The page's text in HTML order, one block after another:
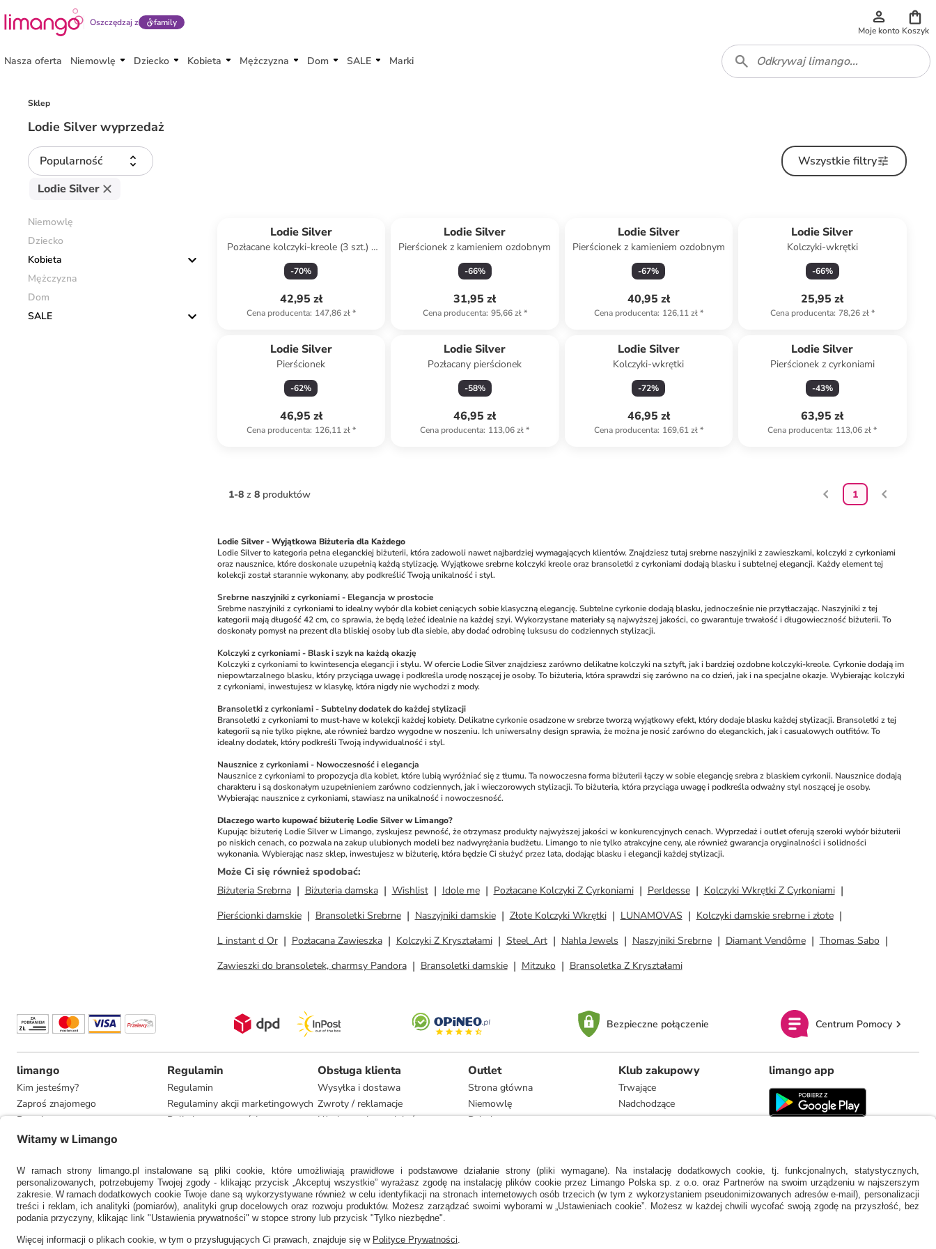
Oszczędzaj z family
Moje konto Koszyk
Nasza oferta Niemowlę Dziecko Kobieta Mężczyzna Dom SALE Marki
Sklep
Lodie Silver wyprzedaż
Popularność
Wszystkie filtry
Lodie Silver
Niemowlę
Dziecko
Kobieta
Mężczyzna
Dom
SALE
Lodie Silver
Pozłacane kolczyki-kreole (3 szt.) z
cyrkoniami
-70%
42,95 zł
Cena producenta: 147,86 zł*
Lodie Silver
Pierścionek z kamieniem ozdobnym
-66%
31,95 zł
Cena producenta: 95,66 zł*
Lodie Silver
Pierścionek z kamieniem ozdobnym
-67%
40,95 zł
Cena producenta: 126,11 zł*
Lodie Silver
Kolczyki-wkrętki
-66%
25,95 zł
Cena producenta: 78,26 zł*
Lodie Silver
Pierścionek
-62%
46,95 zł
Cena producenta: 126,11 zł*
Lodie Silver
Pozłacany pierścionek
-58%
46,95 zł
Cena producenta: 113,06 zł*
Lodie Silver
Kolczyki-wkrętki
-72%
46,95 zł
Cena producenta: 169,61 zł*
Lodie Silver
Pierścionek z cyrkoniami
-43%
63,95 zł
Cena producenta: 113,06 zł*
1-8 z 8 produktów 1
Lodie Silver - Wyjątkowa Biżuteria dla Każdego
Lodie Silver to kategoria pełna eleganckiej biżuterii, która zadowoli nawet najbardziej wymagających klientów. Znajdziesz tutaj srebrne naszyjniki z zawieszkami, kolczyki z cyrkoniami
oraz nausznice, które doskonale uzupełnią każdą stylizację. Wyjątkowe srebrne kolczyki kreole oraz bransoletki z cyrkoniami dodają blasku i subtelnej elegancji. Każdy element tej
kolekcji został starannie wykonany, aby podkreślić Twoją unikalność i styl.
Srebrne naszyjniki z cyrkoniami - Elegancja w prostocie
Srebrne naszyjniki z cyrkoniami to idealny wybór dla kobiet ceniących sobie klasyczną elegancję. Subtelne cyrkonie dodają blasku, jednocześnie nie przytłaczając. Naszyjniki z tej
kategorii mają długość 42 cm, co sprawia, że będą leżeć idealnie na każdej szyi. Wykorzystane materiały są najwyższej jakości, co gwarantuje trwałość i długowieczność biżuterii. To
doskonały pomysł na prezent dla bliskiej osoby lub dla siebie, aby dodać odrobinę luksusu do codziennych stylizacji.
Kolczyki z cyrkoniami - Blask i szyk na każdą okazję
Kolczyki z cyrkoniami to kwintesencja elegancji i stylu. W ofercie Lodie Silver znajdziesz zarówno delikatne kolczyki na sztyft, jak i bardziej ozdobne kolczyki-kreole. Cyrkonie dodają im
niepowtarzalnego blasku, który przyciąga uwagę i podkreśla urodę noszącej je osoby. To biżuteria, która sprawdzi się zarówno na co dzień, jak i na specjalne okazje. Wybierając kolczyki
z cyrkoniami, inwestujesz w klasykę, która nigdy nie wychodzi z mody.
Bransoletki z cyrkoniami - Subtelny dodatek do każdej stylizacji
Bransoletki z cyrkoniami to must-have w kolekcji każdej kobiety. Delikatne cyrkonie osadzone w srebrze tworzą wyjątkowy efekt, który dodaje blasku każdej stylizacji. Bransoletki z tej
kategorii są nie tylko piękne, ale również bardzo wygodne w noszeniu. Ich uniwersalny design sprawia, że można je nosić zarówno do eleganckich, jak i casualowych outfitów. To
idealny dodatek, który podkreśli Twoją indywidualność i styl.
Nausznice z cyrkoniami - Nowoczesność i elegancja
Nausznice z cyrkoniami to propozycja dla kobiet, które lubią wyróżniać się z tłumu. Ta nowoczesna forma biżuterii łączy w sobie elegancję srebra z blaskiem cyrkonii. Nausznice dodają
charakteru i są doskonałym uzupełnieniem zarówno codziennych, jak i wieczorowych stylizacji. To biżuteria, która przyciąga uwagę i podkreśla odważny styl noszącej je osoby.
Wybierając nausznice z cyrkoniami, stawiasz na unikalność i nowoczesność.
Dlaczego warto kupować biżuterię Lodie Silver w Limango?
Kupując biżuterię Lodie Silver w Limango, zyskujesz pewność, że otrzymasz produkty najwyższej jakości w konkurencyjnych cenach. Wyprzedaż i outlet oferują szeroki wybór biżuterii
po niskich cenach, co pozwala na zakup ulubionych modeli bez nadwyrężania budżetu. Limango to nie tylko atrakcyjne ceny, ale również gwarancja oryginalności i solidności
wykonania. Wybierając nasz sklep, inwestujesz w biżuterię, która będzie Ci służyć przez lata, dodając blasku i elegancji każdej stylizacji.
Może Ci się również spodobać:
Biżuteria Srebrna
Biżuteria damska Wishlist Idole me Pozłacane Kolczyki Z Cyrkoniami Perldesse
Kolczyki Wkrętki Z Cyrkoniami
Pierścionki damskie
Bransoletki Srebrne Naszyjniki damskie Złote Kolczyki Wkrętki LUNAMOVAS
Kolczyki damskie srebrne i złote
L instant d Or
Pozłacana Zawieszka Kolczyki Z Kryształami Steel_Art Nahla Jewels Naszyjniki Srebrne Diamant Vendôme
Thomas Sabo
Zawieszki do bransoletek, charmsy Pandora
Bransoletki damskie Mitzuko Bransoletka Z Kryształami
Bezpieczne połączenie Centrum Pomocy
limango
Kim jesteśmy?
Zaproś znajomego
Pracuj u nas
Informacje dla prasy
Regulamin
Regulamin
Regulaminy akcji marketingowych
Polityka prywatności
Obsługa klienta
Wysyłka i dostawa
Zwroty / reklamacje
Użytkowanie produktów
Zgodność z umową i naprawa
Outlet
Strona główna
Niemowlę
Dziecko
Dom
Marki
Klub zakupowy
Trwające
Nadchodzące
limango app